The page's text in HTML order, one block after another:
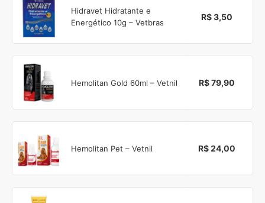
Hidravet Hidratante e
Energético 10g – Vetbras
R$ 3,50
Hemolitan Gold 60ml – Vetnil R$ 79,90
Hemolitan Pet – Vetnil R$ 24,00